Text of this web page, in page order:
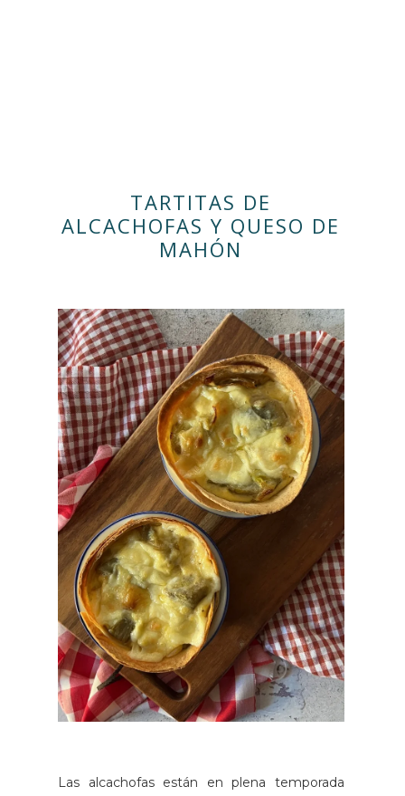
TARTITAS DE
ALCACHOFAS Y QUESO DE
MAHÓN
Las alcachofas están en plena temporada